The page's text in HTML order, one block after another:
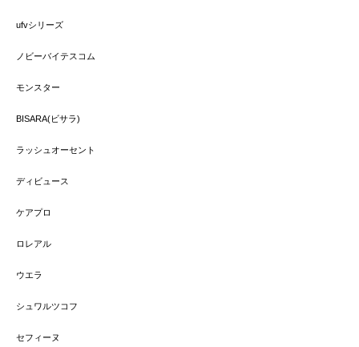
ufvシリーズ
ノビーバイテスコム
モンスター
BISARA(ビサラ)
ラッシュオーセント
ディビュース
ケアプロ
ロレアル
ウエラ
シュワルツコフ
セフィーヌ